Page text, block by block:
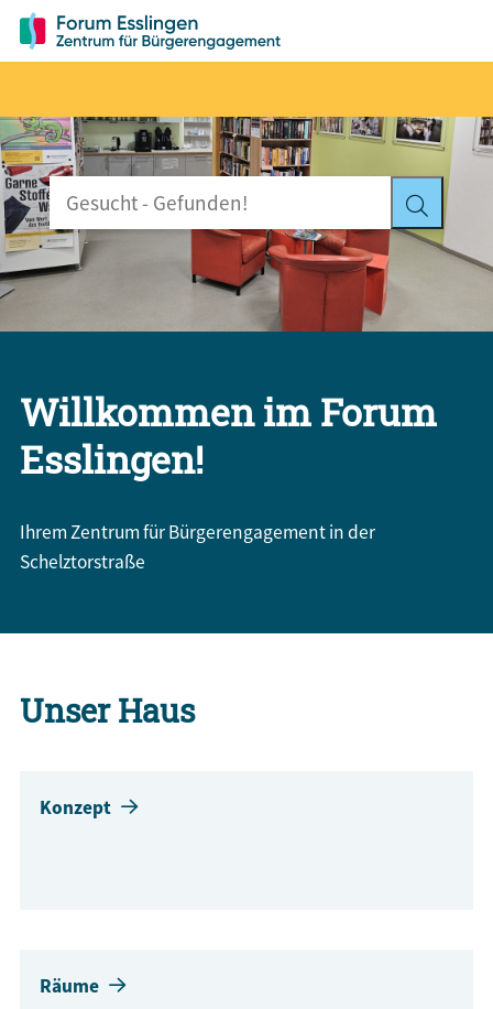
Willkommen im Forum
Esslingen!
Ihrem Zentrum für Bürgerengagement in der
Schelztorstraße
Unser Haus
Konzept
Räume